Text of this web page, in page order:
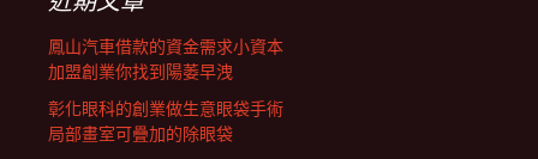
鳳山汽車借款的資金需求小資本
加盟創業你找到陽萎早洩
彰化眼科的創業做生意眼袋手術
局部畫室可疊加的除眼袋